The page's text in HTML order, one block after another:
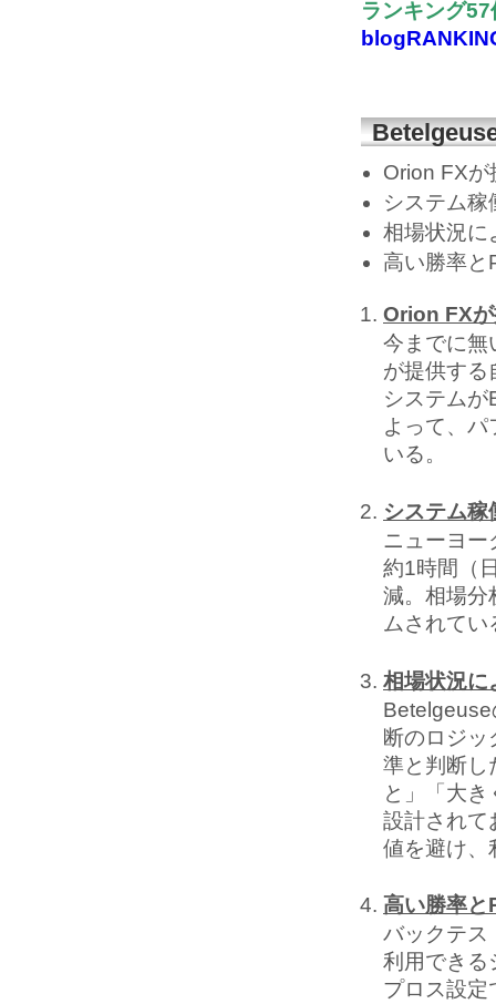
ランキング
Orion FXが
システム
相場状況に
高い勝率と
Orion FX
今までに無
が提供する
システム
よって、
いる。
システム
ニューヨー
約1時間（
減。相場分
ムされてい
相場状況に
断のロジッ
準と判断し
と」「大
設計されて
値を避け、
高い勝率
バックテス
利用できる
プロス設定